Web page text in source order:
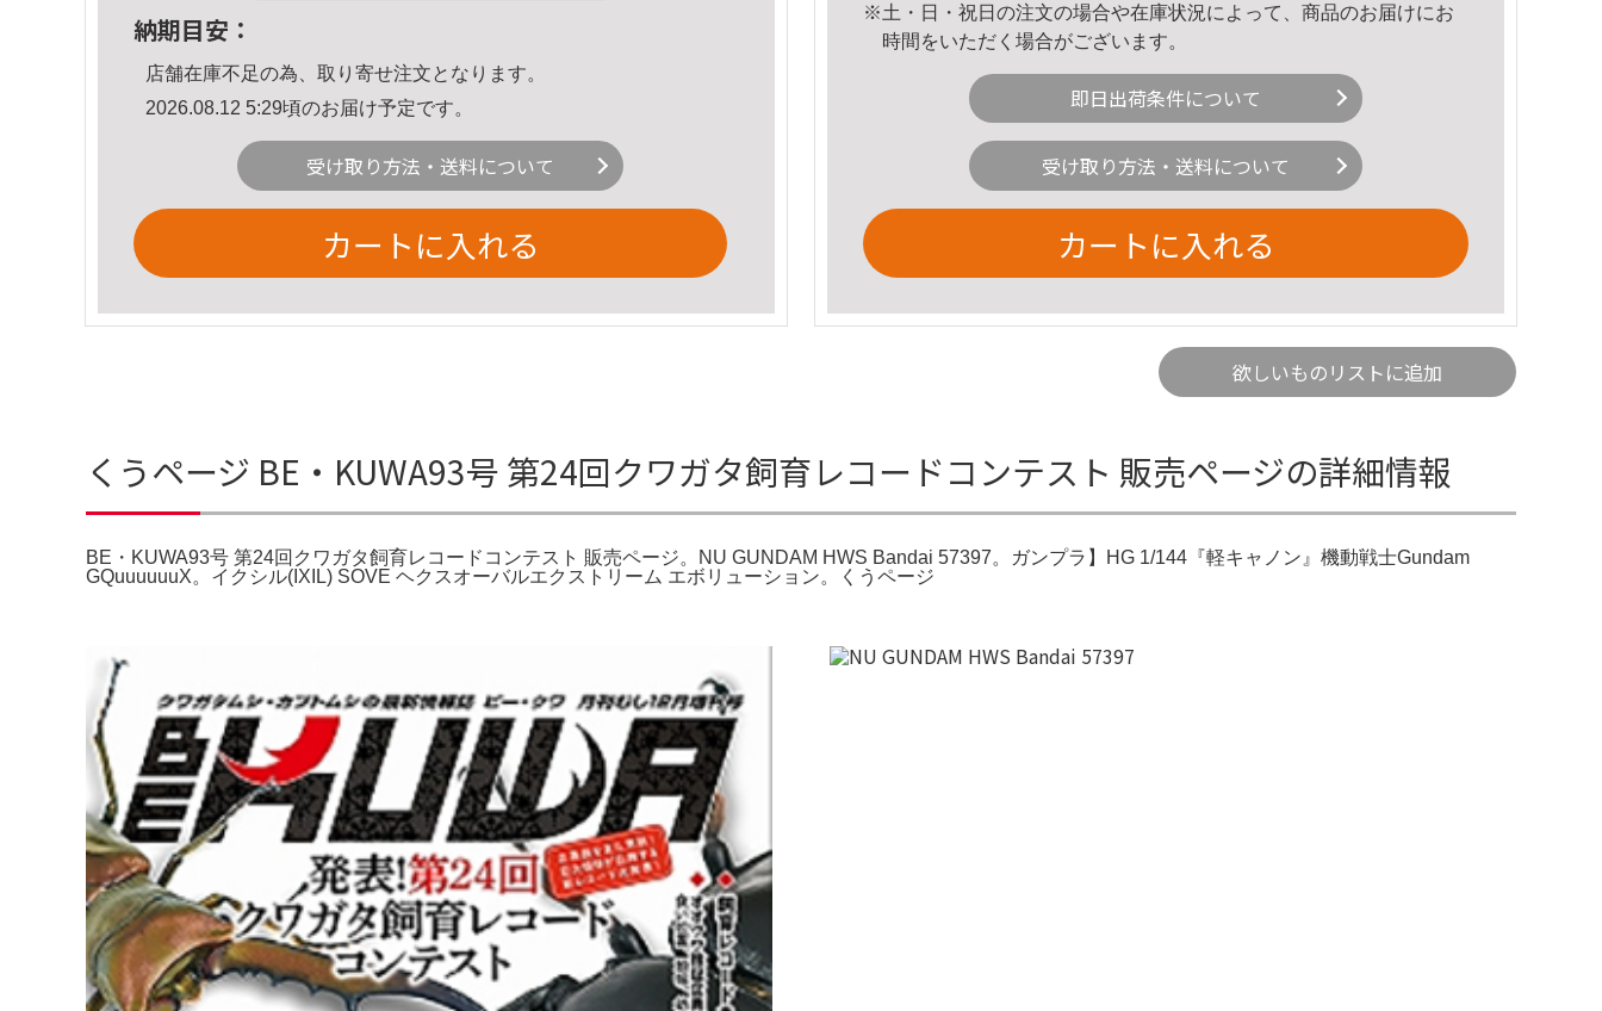
納期目安：
店舗在庫不足の為、取り寄せ注文となります。
2026.08.12 5:29頃のお届け予定です。
受け取り方法・送料について
カートに入れる
※土・日・祝日の注文の場合や在庫状況によって、商品のお届けにお
時間をいただく場合がございます。
即日出荷条件について
受け取り方法・送料について
カートに入れる
欲しいものリストに追加
くうページ BE・KUWA93号 第24回クワガタ飼育レコードコンテスト 販売ページの詳細情報
BE・KUWA93号 第24回クワガタ飼育レコードコンテスト 販売ページ。NU GUNDAM HWS Bandai 57397。ガンプラ】HG 1/144『軽キャノン』機動戦士Gundam
GQuuuuuuX。イクシル(IXIL) SOVE ヘクスオーバルエクストリーム エボリューション。くうページ